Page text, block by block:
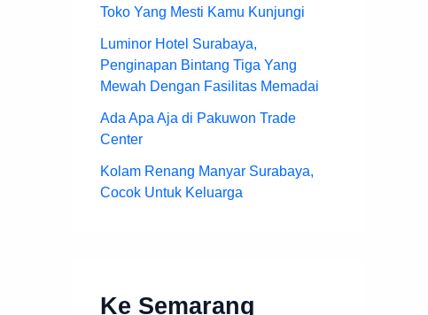
Toko Yang Mesti Kamu Kunjungi
Luminor Hotel Surabaya,
Penginapan Bintang Tiga Yang
Mewah Dengan Fasilitas Memadai
Ada Apa Aja di Pakuwon Trade
Center
Kolam Renang Manyar Surabaya,
Cocok Untuk Keluarga
Ke Semarang